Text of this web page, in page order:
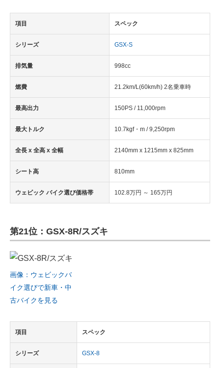
項目 スペック
シリーズ GSX-S
排気量 998cc
燃費 21.2km/L(60km/h) 2名乗車時
最高出力 150PS / 11,000rpm
最大トルク 10.7kgf・m / 9,250rpm
全長 x 全高 x 全幅 2140mm x 1215mm x 825mm
シート高 810mm
ウェビック バイク選び価格帯 102.8万円 ～ 165万円
第21位：GSX-8R/スズキ
画像：ウェビックバ
イク選びで新車・中
古バイクを見る
項目 スペック
シリーズ GSX-8